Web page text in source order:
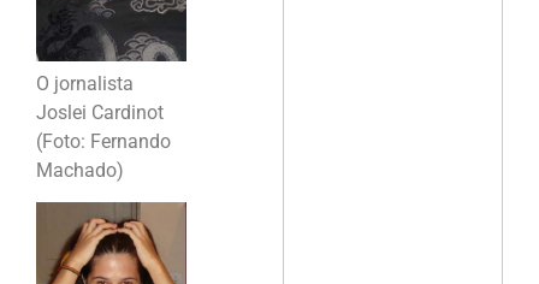
O jornalista
Joslei Cardinot
(Foto: Fernando
Machado)